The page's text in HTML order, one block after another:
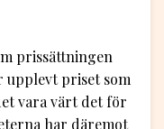
prissättningen
upplevt priset som
vara värt det för
har däremot